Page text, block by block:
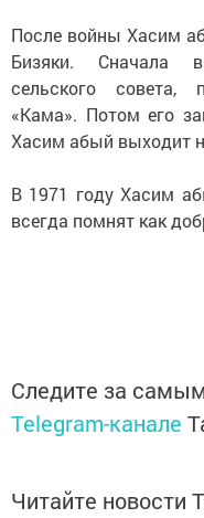
После войны Хасим
Бизяки. Сначала
сельского совета,
«Кама». Потом его
Хасим абый выходит
В 1971 году Хасим
всегда помнят как
Следите за
Telegram-канале
Читайте новости